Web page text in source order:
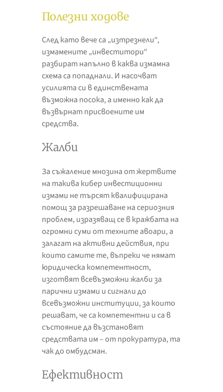
Полезни ходове
След като вече са „изтрезнели“,
измамените „инвеститори“
разбират напълно в каква измамна
схема са попаднали. И насочват
усилията си в единствената
възможна посока, а именно как да
възвърнат присвоените им
средства.
Жалби
За съжаление мнозина от жертвите
на такива кибер инвестиционни
измами не търсят квалифицирана
помощ за разрешаване на сериозния
проблем, изразяващ се в кражбата на
огромни суми от техните авоари, а
залагат на активни действия, при
които самите те, въпреки че нямат
юридическа компетентност,
изготвят всевъзможни жалби за
парични измами и сигнали до
всевъзможни институции, за които
решават, че са компетентни и са в
състояние да възстановят
средствата им – от прокуратура, та
чак до омбудсман.
Ефективност